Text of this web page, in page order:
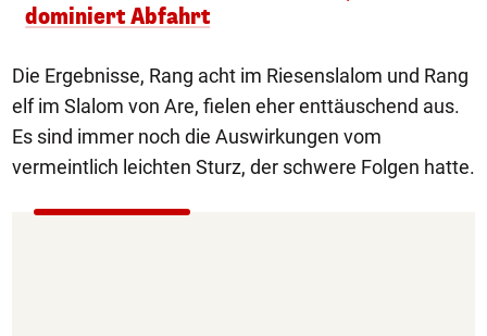
dominiert Abfahrt
Die Ergebnisse, Rang acht im Riesenslalom und Rang
elf im Slalom von Are, fielen eher enttäuschend aus.
Es sind immer noch die Auswirkungen vom
vermeintlich leichten Sturz, der schwere Folgen hatte.